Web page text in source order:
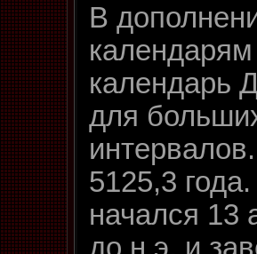
В
календарь
для
5125,3
начался 13